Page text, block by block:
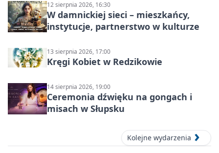
12 sierpnia 2026, 16:30
W damnickiej sieci – mieszkańcy,
instytucje, partnerstwo w kulturze
13 sierpnia 2026, 17:00
Kręgi Kobiet w Redzikowie
14 sierpnia 2026, 19:00
Ceremonia dźwięku na gongach i
misach w Słupsku
Kolejne wydarzenia